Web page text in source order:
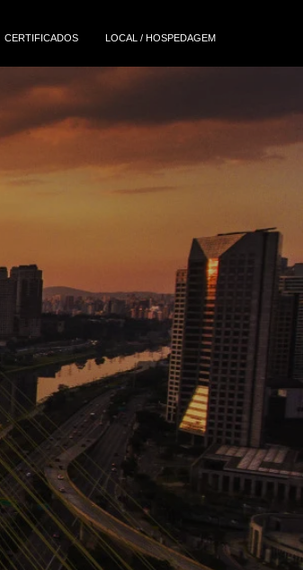
CERTIFICADOS LOCAL / HOSPEDAGEM